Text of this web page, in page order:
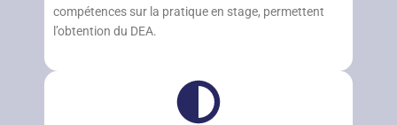
compétences sur la pratique en stage, permettent
l’obtention du DEA.